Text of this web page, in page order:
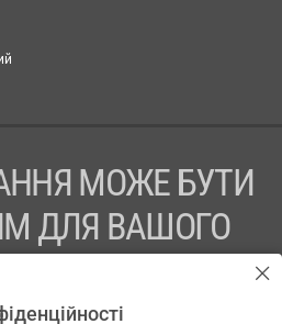
МОЖЕ БУТИ
ДЛЯ ВАШОГО